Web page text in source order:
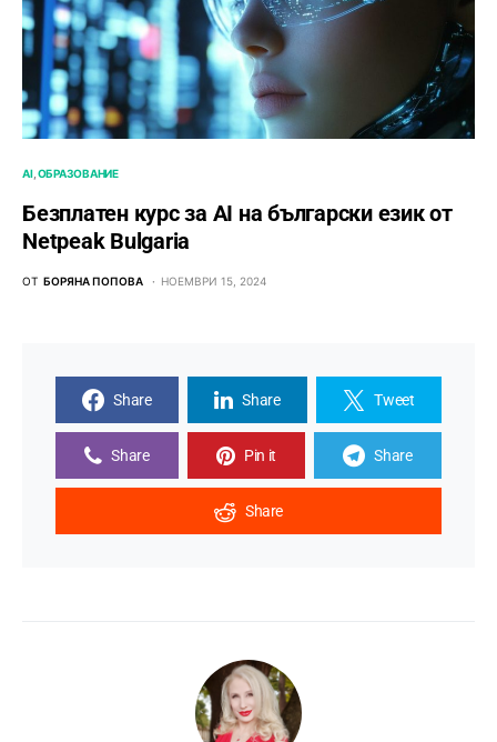
AI ОБРАЗОВАНИЕ
Безплатен курс за AI на български език от
Netpeak Bulgaria
ОТ БОРЯНА ПОПОВА НОЕМВРИ 15, 2024
Share Share Tweet
Share Pin it Share
Share